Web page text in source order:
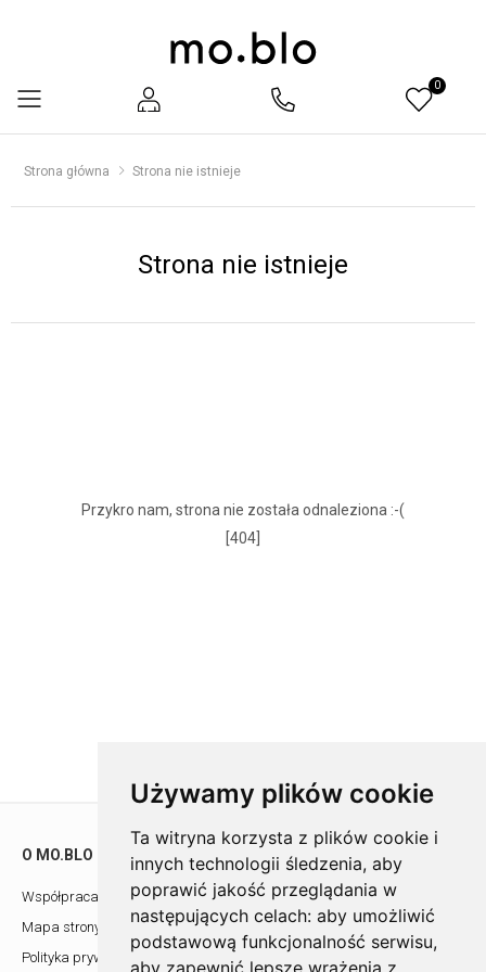
Używamy plików cookie
Ta witryna korzysta z plików cookie i
innych technologii śledzenia, aby
poprawić jakość przeglądania w
następujących celach: aby umożliwić
podstawową funkcjonalność serwisu,
aby zapewnić lepsze wrażenia z
Menu
0
Strona główna Strona nie istnieje
Strona nie istnieje
Przykro nam, strona nie została odnaleziona :-(
[404]
O MO.BLO
Współpraca z architektami
Mapa strony
Polityka prywatności
POMOC
Showroom
Kontakt